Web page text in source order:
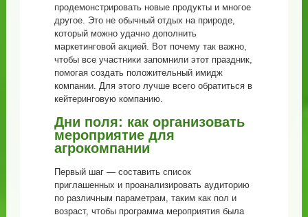
продемонстрировать новые продукты и многое
другое. Это не обычный отдых на природе,
который можно удачно дополнить
маркетинговой акцией. Вот почему так важно,
чтобы все участники запомнили этот праздник,
помогая создать положительный имидж
компании. Для этого лучше всего обратиться в
кейтеринговую компанию.
Дни поля: как организовать
мероприятие для
агрокомпании
Первый шаг — составить список
приглашенных и проанализировать аудиторию
по различным параметрам, таким как пол и
возраст, чтобы программа мероприятия была